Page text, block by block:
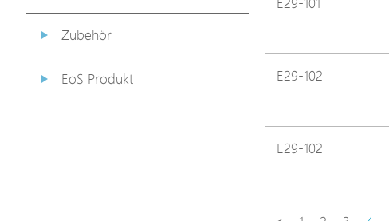
Zubehör
EoS Produkt E29-102
E29-102